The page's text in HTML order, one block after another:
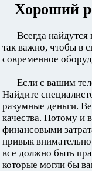
Хороший
Всегда
так важно, чтобы в
современное
Если с вашим
Найдите
разумные деньги.
качества. Потому и
финансовыми
привык
все должно быть
которые могли бы